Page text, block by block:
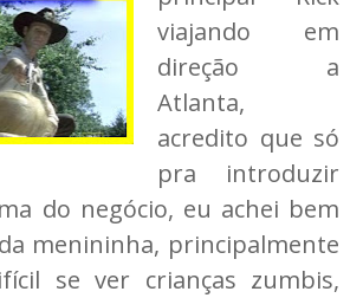
viajando em
direção a
Atlanta,
acredito que só
pra introduzir
do negócio, eu achei bem
menininha, principalmente
se ver crianças zumbis,